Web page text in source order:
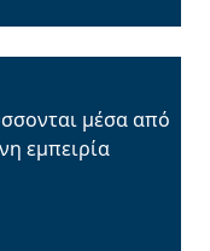
µέσα από
εµπειρία